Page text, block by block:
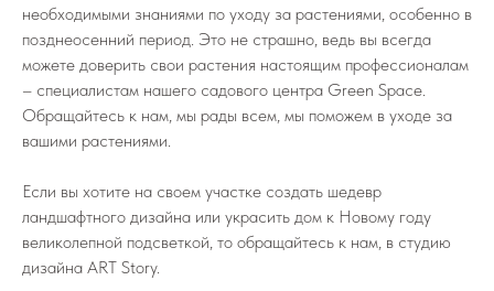
необходимыми знаниями по уходу за растениями, особенно в
позднеосенний период. Это не страшно, ведь вы всегда
можете доверить свои растения настоящим профессионалам
– специалистам нашего садового центра Green Space.
Обращайтесь к нам, мы рады всем, мы поможем в уходе за
вашими растениями.
Если вы хотите на своем участке создать шедевр
ландшафтного дизайна или украсить дом к Новому году
великолепной подсветкой, то обращайтесь к нам, в студию
дизайна ART Story.